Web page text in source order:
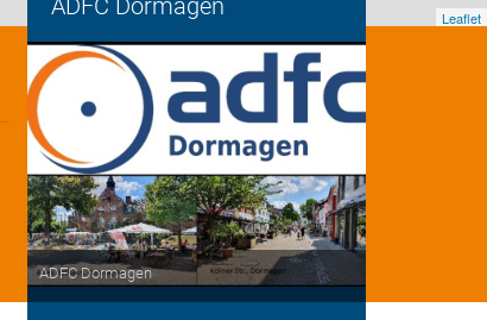
Leaflet
ADFC Dormagen
ADFC Dormagen